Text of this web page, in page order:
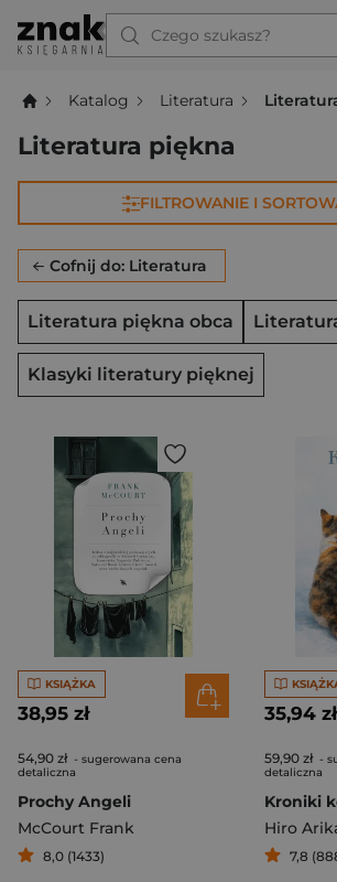
Czego szukasz?
Katalog Literatura
Literatura piękna
FILTROWANIE I
Cofnij do: Literatura
Literatura piękna obca
Klasyki literatury pięknej
KSIĄŻKA
38,95 zł
54,90 zł - sugerowana cena
detaliczna
Prochy Angeli
McCourt Frank
8,0 (1433)
35,94 zł
59,90 zł -
detaliczna
Kroniki
Hiro
7,8